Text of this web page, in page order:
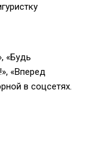
«Будь
«Вперед
в соцсетях.